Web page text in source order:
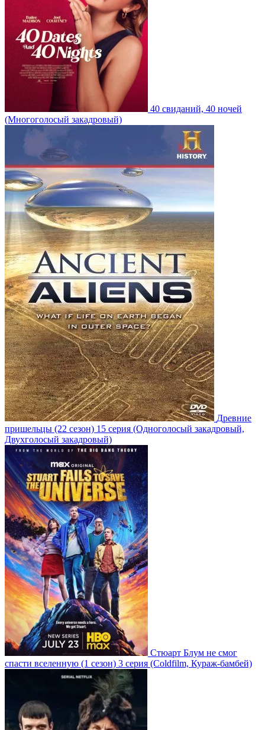
40 свиданий, 40 ночей
(Многоголосый закадровый)
Древние
пришельцы (22 сезон) 15 серия (Одноголосый закадровый,
Двухголосый закадровый)
Стюарт Блум не смог
спасти вселенную (1 сезон) 3 серия (Coldfilm, Кураж-бамбей)